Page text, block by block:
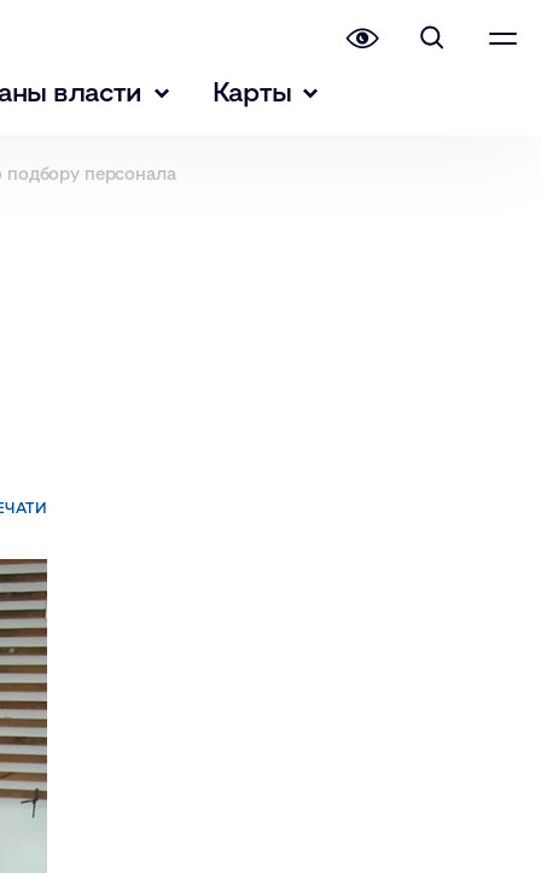
власти Карты
подбору персонала